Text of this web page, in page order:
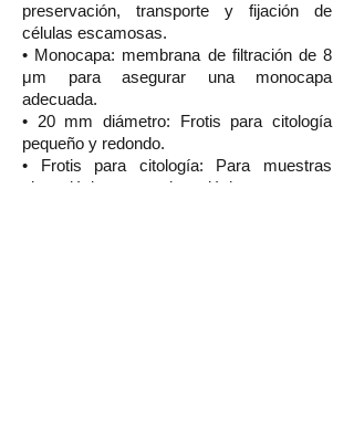
preservación, transporte y fijación de
células escamosas.
• Monocapa: membrana de filtración de 8
μm para asegurar una monocapa
adecuada.
• 20 mm diámetro: Frotis para citología
pequeño y redondo.
• Frotis para citología: Para muestras
ginecológicas y no ginecológicas.